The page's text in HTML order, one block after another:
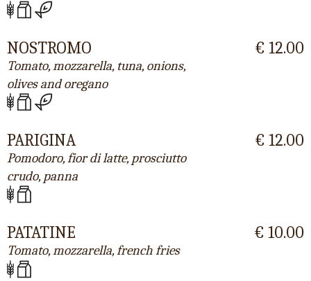
NOSTROMO
Tomato, mozzarella, tuna, onions,
olives and oregano
€ 12.00
PARIGINA
Pomodoro, fior di latte, prosciutto
crudo, panna
€ 12.00
PATATINE
Tomato, mozzarella, french fries
€ 10.00